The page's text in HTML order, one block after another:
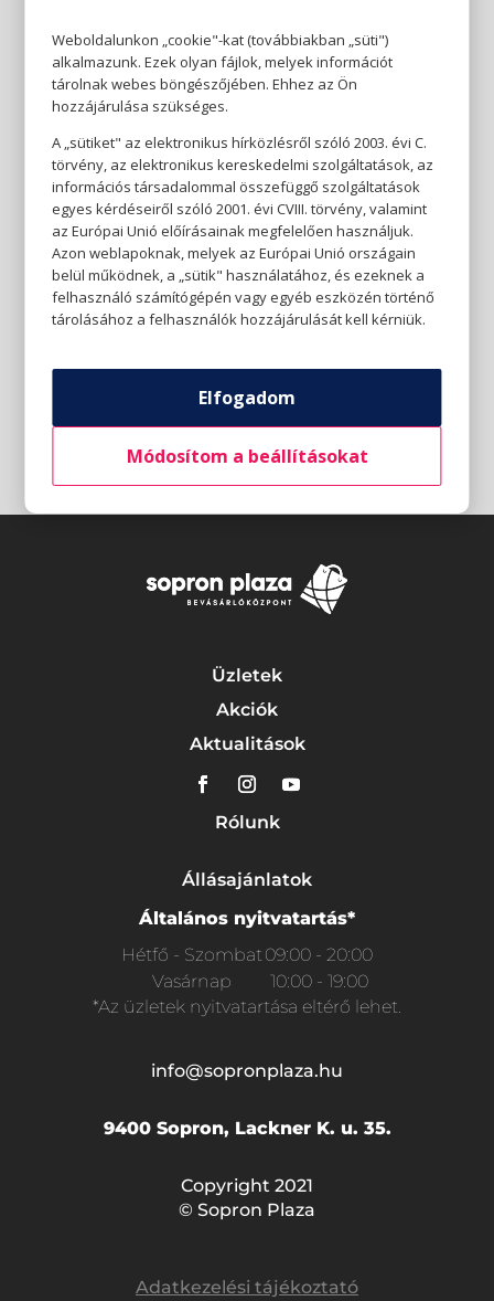
Üzletek
Akciók
Aktualitások
Rólunk
Állásajánlatok
Általános nyitvatartás*
Hétfő - Szombat09:00 - 20:00
Vasárnap
10:00 - 19:00
*Az üzletek nyitvatartása eltérő lehet.
info@sopronplaza.hu
9400 Sopron, Lackner K. u. 35.
Copyright 2021
© Sopron Plaza
Adatkezelési tájékoztató
Weboldalunkon „cookie"-kat (továbbiakban „süti")
alkalmazunk. Ezek olyan fájlok, melyek információt
tárolnak webes böngészőjében. Ehhez az Ön
hozzájárulása szükséges.
A „sütiket" az elektronikus hírközlésről szóló 2003. évi C.
törvény, az elektronikus kereskedelmi szolgáltatások, az
információs társadalommal összefüggő szolgáltatások
egyes kérdéseiről szóló 2001. évi CVIII. törvény, valamint
az Európai Unió előírásainak megfelelően használjuk.
Azon weblapoknak, melyek az Európai Unió országain
belül működnek, a „sütik" használatához, és ezeknek a
felhasználó számítógépén vagy egyéb eszközén történő
tárolásához a felhasználók hozzájárulását kell kérniük.
Elfogadom
Módosítom a beállításokat